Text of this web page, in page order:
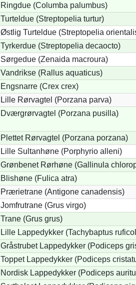
Ringdue (Columba palumbus)
Turteldue (Streptopelia turtur)
Østlig Turteldue (Streptopelia
Tyrkerdue (Streptopelia decaocto)
Sørgedue (Zenaida macroura)
Vandrikse (Rallus aquaticus)
Engsnarre (Crex crex)
Lille Rørvagtel (Porzana parva)
Dværgrørvagtel (Porzana pusilla)
Plettet Rørvagtel (Porzana porzana)
Lille Sultanhøne (Porphyrio alleni)
Grønbenet Rørhøne (Gallinula
Blishøne (Fulica atra)
Prærietrane (Antigone canadensis)
Jomfrutrane (Grus virgo)
Trane (Grus grus)
Lille Lappedykker (Tachybaptus
Gråstrubet Lappedykker (Podiceps
Toppet Lappedykker (Podiceps
Nordisk Lappedykker (Podiceps